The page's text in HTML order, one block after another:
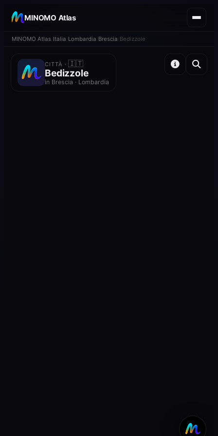
MINOMO Atlas
MINOMO Atlas Italia Lombardia Brescia Bedizzole
CITTÀ ·🇮🇹
Bedizzole
in Brescia · Lombardia